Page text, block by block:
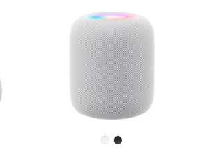
步
了
解
HomePod<